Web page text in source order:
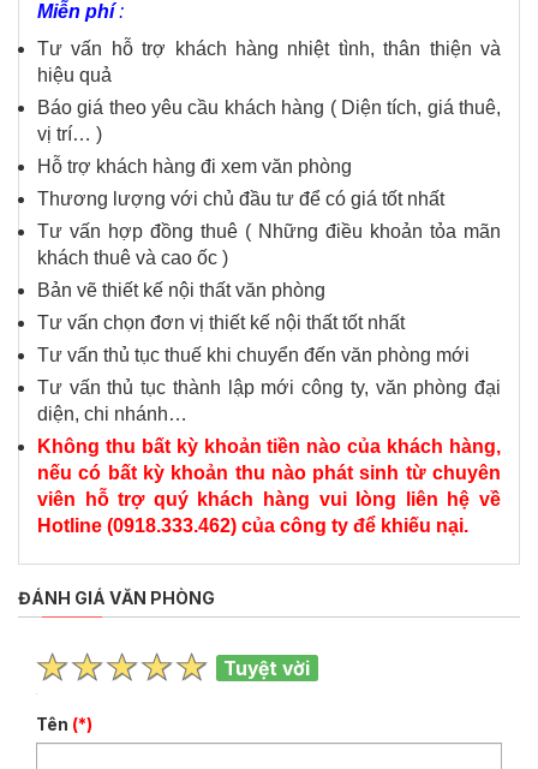
Miễn phí:
Tư vấn hỗ trợ khách hàng nhiệt tình, thân thiện và
hiệu quả
Báo giá theo yêu cầu khách hàng ( Diện tích, giá thuê,
vị trí… )
Hỗ trợ khách hàng đi xem văn phòng
Thương lượng với chủ đầu tư để có giá tốt nhất
Tư vấn hợp đồng thuê ( Những điều khoản tỏa mãn
khách thuê và cao ốc )
Bản vẽ thiết kế nội thất văn phòng
Tư vấn chọn đơn vị thiết kế nội thất tốt nhất
Tư vấn thủ tục thuế khi chuyển đến văn phòng mới
Tư vấn thủ tục thành lập mới công ty, văn phòng đại
diện, chi nhánh…
Không thu bất kỳ khoản tiền nào của khách hàng,
nếu có bất kỳ khoản thu nào phát sinh từ chuyên
viên hỗ trợ quý khách hàng vui lòng liên hệ về
Hotline (0918.333.462) của công ty để khiếu nại.
ĐÁNH GIÁ VĂN PHÒNG
Tuyệt vời
Tên (*)